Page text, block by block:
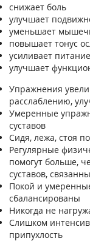
снижает боль
улучшает
уменьшает
повышает тонус
усиливает
улучшает
Упражнения
расслаблению,
Умеренные
суставов
Сидя, лежа, стоя
Регулярные
помогут больше,
суставов,
Покой и
сбалансированы
Никогда не
Слишком
припухлость